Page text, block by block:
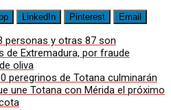
LinkedIn Pinterest Email
personas y otras 87 son
de Extremadura, por fraude
oliva
peregrinos de Totana culminarán
une Totana con Mérida el próximo